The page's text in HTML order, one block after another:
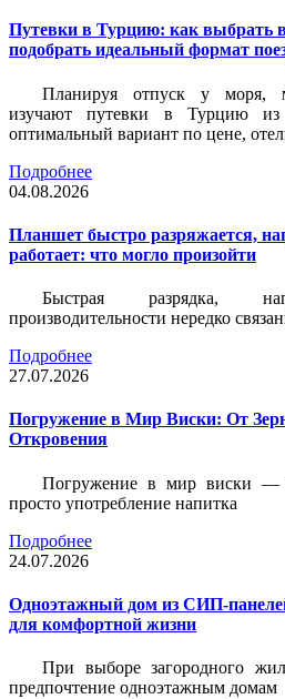
Путевки в Турцию: как выбрать
подобрать идеальный формат
Планируя отпуск у моря,
изучают путевки в Турцию
оптимальный вариант по цене,
Подробнее
04.08.2026
Планшет быстро разряжается,
работает: что могло произойти
Быстрая разрядка,
производительности нередко
Подробнее
27.07.2026
Погружение в Мир Виски: От
Откровения
Погружение в мир виски —
просто употребление напитка
Подробнее
24.07.2026
Одноэтажный дом из СИП-
для комфортной жизни
При выборе загородного
предпочтение одноэтажным домам